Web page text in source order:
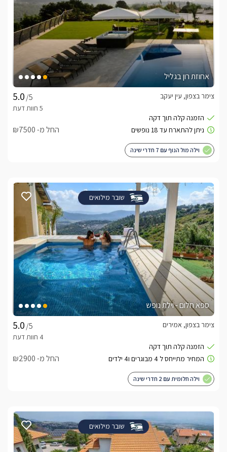
אחוזת רון בגליל
/5
צימר בצפון, עין יעקב
החל מ- ₪7500
וילה מול הנוף עם 7 חדרי שינה
שובר מילואים
ספא חלום - וילת נופש
/5
צימר בצפון, אמירים
החל מ- ₪2900
וילה חלומית עם 2 חדרי שינה
שובר מילואים